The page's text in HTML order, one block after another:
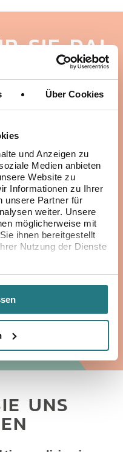
Über Cookies
und Anzeigen zu
Medien anbieten
Website zu
Informationen zu Ihrer
unsere Partner für
weiter. Unsere
möglicherweise mit
ihnen bereitgestellt
Nutzung der Dienste
SIE DA!
möchten, eine Frage
in Ihrem
möchten,
so schnell wie
UNS